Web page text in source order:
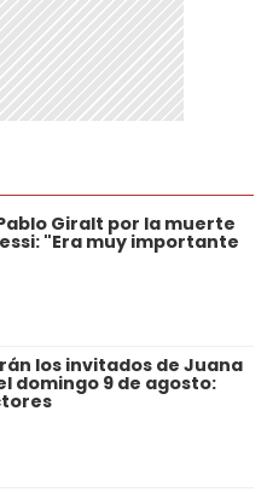
Giralt por la muerte
"Era muy importante
los invitados de Juana
domingo 9 de agosto: